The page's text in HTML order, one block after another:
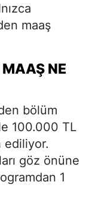
maaş
NE
bölüm
100.000 TL
ediliyor.
göz önüne
1